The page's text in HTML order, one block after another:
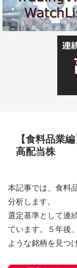
【食料品業
高配当株
本記事では、食料
分析します。
選定基準として連
ています。５年後
ような銘柄を見つ